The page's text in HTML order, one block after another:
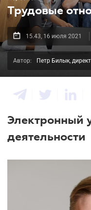
Трудовые
15.43, 16 июля 2021
Автор: Петр Билык,
Электронный
деятельности